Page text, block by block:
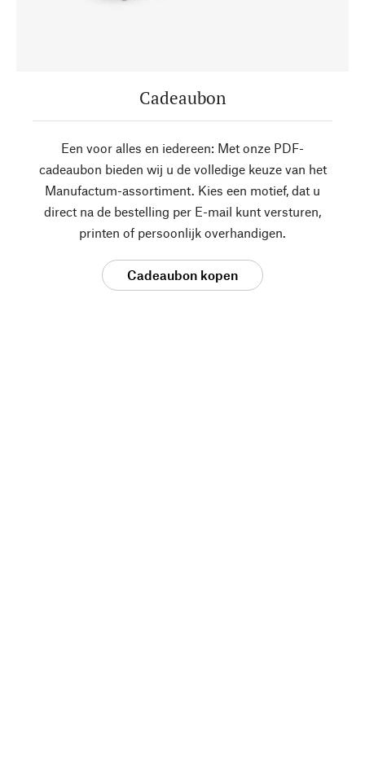
Cadeaubon
Een voor alles en iedereen: Met onze PDF-
cadeaubon bieden wij u de volledige keuze van het
Manufactum-assortiment. Kies een motief, dat u
direct na de bestelling per E-mail kunt versturen,
printen of persoonlijk overhandigen.
Cadeaubon kopen